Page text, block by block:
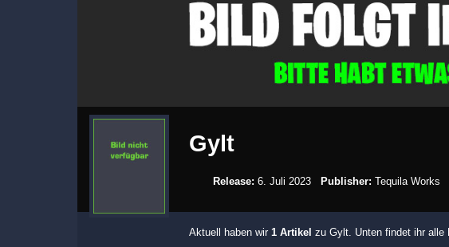
Gylt
Release: 6. Juli 2023 Publisher: Tequila Works
Aktuell haben wir 1 Artikel zu Gylt. Unten findet ihr alle